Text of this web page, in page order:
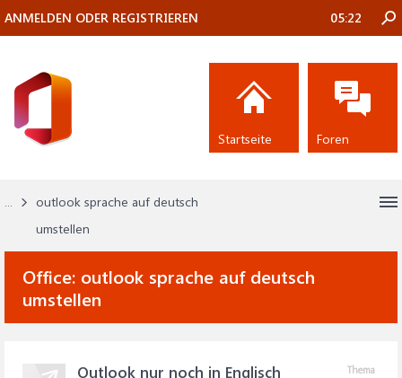
...
outlook sprache auf deutsch
umstellen
Office: outlook sprache auf deutsch
umstellen
Thema
Outlook nur noch in Englisch
ANMELDEN ODER REGISTRIEREN 05:22
Startseite Foren